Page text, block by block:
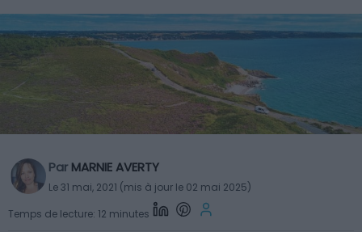
Par MARNIE AVERTY
Le 31 mai, 2021 (mis à jour le 02 mai 2025)
Temps de lecture: 12 minutes